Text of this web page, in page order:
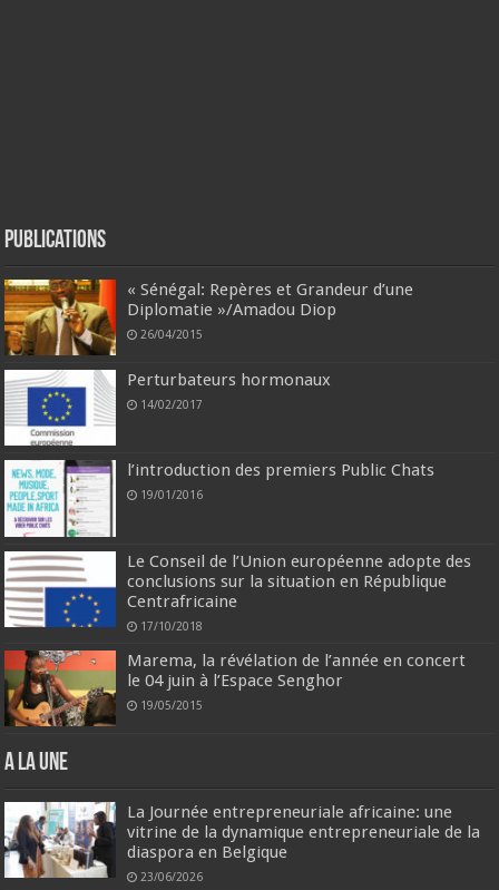
Publications
« Sénégal: Repères et Grandeur d’une
Diplomatie »/Amadou Diop
26/04/2015
Perturbateurs hormonaux
14/02/2017
l’introduction des premiers Public Chats
19/01/2016
Le Conseil de l’Union européenne adopte des
conclusions sur la situation en République
Centrafricaine
17/10/2018
Marema, la révélation de l’année en concert
le 04 juin à l’Espace Senghor
19/05/2015
A la une
La Journée entrepreneuriale africaine: une
vitrine de la dynamique entrepreneuriale de la
diaspora en Belgique
23/06/2026